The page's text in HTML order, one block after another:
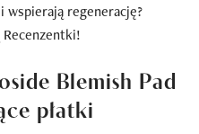
wspierają regenerację?
Blemish Pad
płatki